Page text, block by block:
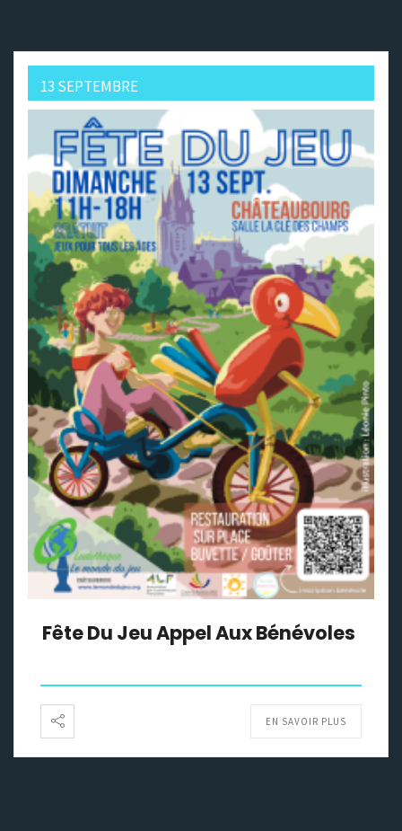
13 SEPTEMBRE
Fête Du Jeu Appel Aux Bénévoles
EN SAVOIR PLUS